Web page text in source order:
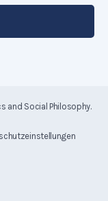
and Social Philosophy.